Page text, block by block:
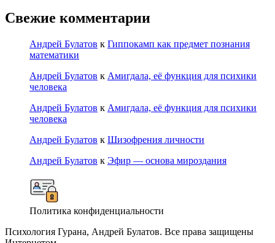
Свежие комментарии
Андрей Булатов к Гиппокамп как предмет познания
математики
Андрей Булатов к Амигдала, её функция для психики
человека
Андрей Булатов к Амигдала, её функция для психики
человека
Андрей Булатов к Шизофрения личности
Андрей Булатов к Эфир — основа мироздания
Политика конфиденциальности
Психология Гурана, Андрей Булатов. Все права защищены